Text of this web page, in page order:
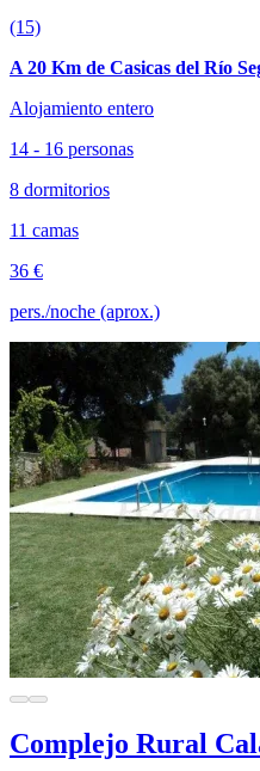
(15)
A 20 Km de Casicas del Río
Alojamiento entero
14 - 16 personas
8 dormitorios
11 camas
36 €
pers./noche (aprox.)
Complejo Rural